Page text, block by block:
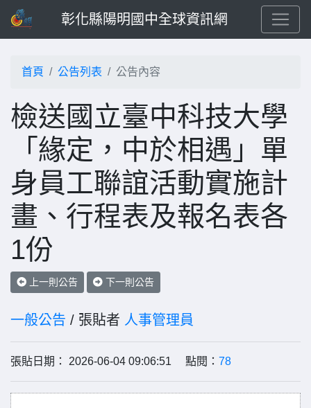
彰化縣陽明國中全球資訊網
首頁 公告列表 公告內容
檢送國立臺中科技大學
「緣定，中於相遇」單
身員工聯誼活動實施計
畫、行程表及報名表各
1份
上一則公告 下一則公告
一般公告 / 張貼者 人事管理員
張貼日期： 2026-06-04 09:06:51 點閱： 78